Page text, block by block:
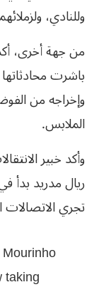
وللنادي،
من جهة أخرى،
باشرت
وإخراجه من
الملابس.
وأكد خبير
ريال مدريد بدأ
تجري الاتصالات